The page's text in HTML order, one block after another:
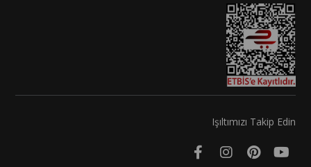
Işıltımızı Takip Edin